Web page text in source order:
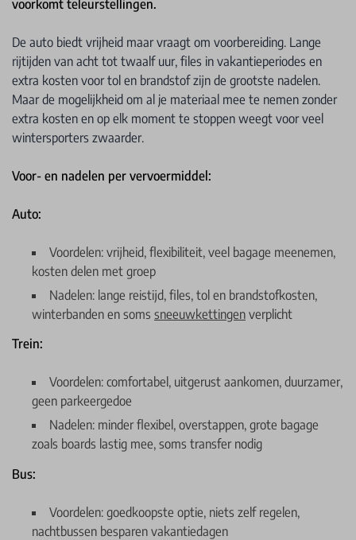
voorkomt teleurstellingen.
De auto biedt vrijheid maar vraagt om voorbereiding. Lange
rijtijden van acht tot twaalf uur, files in vakantieperiodes en
extra kosten voor tol en brandstof zijn de grootste nadelen.
Maar de mogelijkheid om al je materiaal mee te nemen zonder
extra kosten en op elk moment te stoppen weegt voor veel
wintersporters zwaarder.
Voor- en nadelen per vervoermiddel:
Auto:
Voordelen: vrijheid, flexibiliteit, veel bagage meenemen,
kosten delen met groep
Nadelen: lange reistijd, files, tol en brandstofkosten,
winterbanden en soms sneeuwkettingen verplicht
Trein:
Voordelen: comfortabel, uitgerust aankomen, duurzamer,
geen parkeergedoe
Nadelen: minder flexibel, overstappen, grote bagage
zoals boards lastig mee, soms transfer nodig
Bus:
Voordelen: goedkoopste optie, niets zelf regelen,
nachtbussen besparen vakantiedagen